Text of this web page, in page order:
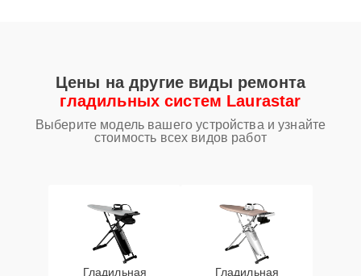
Цены на другие виды ремонта
гладильных систем Laurastar
Выберите модель вашего устройства и узнайте
стоимость всех видов работ
Гладильная Гладильная